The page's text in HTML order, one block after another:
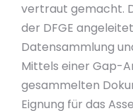
vertraut gemacht.
der DFGE
Datensammlung
Mittels einer Gap-
gesammelten
Eignung für das